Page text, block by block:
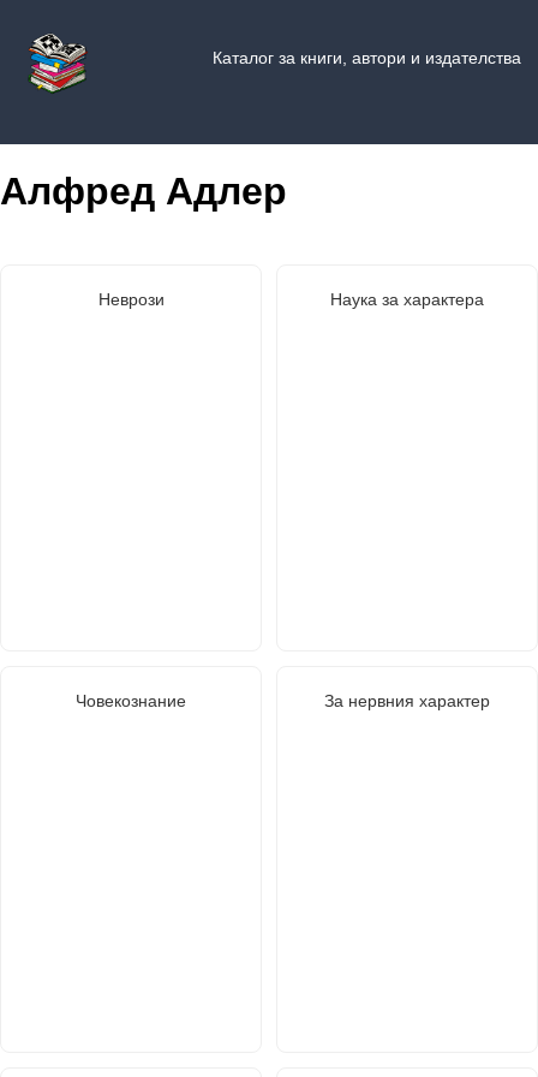
Каталог за книги, автори и издателства
Алфред Адлер
Неврози Наука за характера
Човекознание За нервния характер